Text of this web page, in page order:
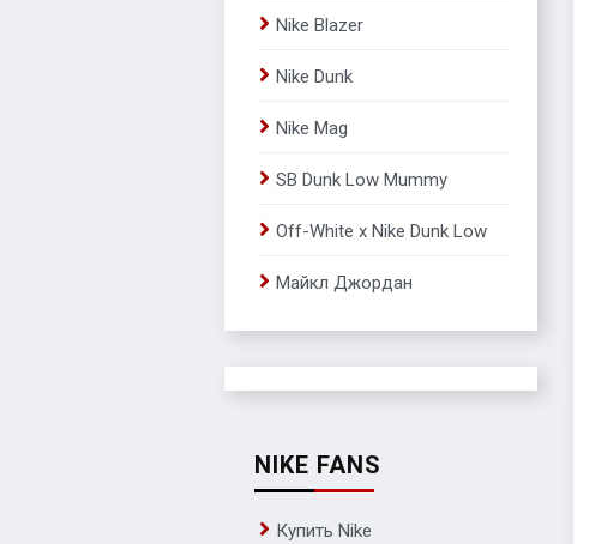
Nike Blazer
Nike Dunk
Nike Mag
SB Dunk Low Mummy
Off-White x Nike Dunk Low
Майкл Джордан
NIKE FANS
Купить Nike